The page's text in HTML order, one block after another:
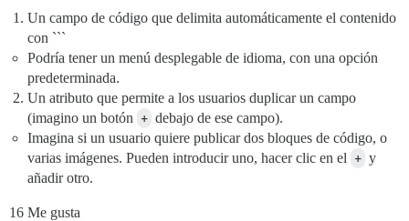
Un campo de código que delimita automáticamente el contenido
con ```
Podría tener un menú desplegable de idioma, con una opción
predeterminada.
Un atributo que permite a los usuarios duplicar un campo
(imagino un botón + debajo de ese campo).
Imagina si un usuario quiere publicar dos bloques de código, o
varias imágenes. Pueden introducir uno, hacer clic en el + y
añadir otro.
16 Me gusta